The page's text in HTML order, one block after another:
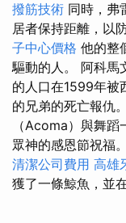
撥筋技術 同時，弗
居者保持距離，以
子中心價格 他的整
驅動的人。 阿科馬
的人口在1599年被
的兄弟的死亡報仇。
（Acoma）與舞
眾神的感恩節祝福。
清潔公司費用 高雄
獲了一條鯨魚，並